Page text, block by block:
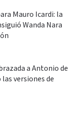
Mauro Icardi: la
Wanda Nara
a Antonio de
las versiones de